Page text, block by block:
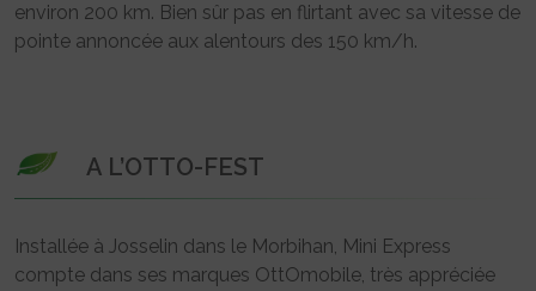
environ 200 km. Bien sûr pas en flirtant avec sa vitesse de
pointe annoncée aux alentours des 150 km/h.
A L’OTTO-FEST
Installée à Josselin dans le Morbihan, Mini Express
compte dans ses marques OttOmobile, très appréciée